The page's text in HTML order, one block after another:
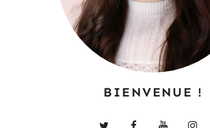
BIENVENUE !